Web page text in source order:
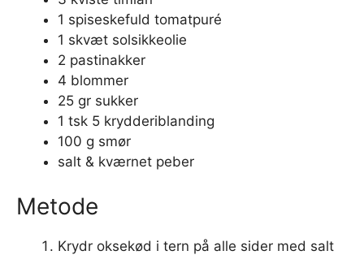
1 spiseskefuld tomatpuré
1 skvæt solsikkeolie
2 pastinakker
4 blommer
25 gr sukker
1 tsk 5 krydderiblanding
100 g smør
salt & kværnet peber
Metode
Krydr oksekød i tern på alle sider med salt